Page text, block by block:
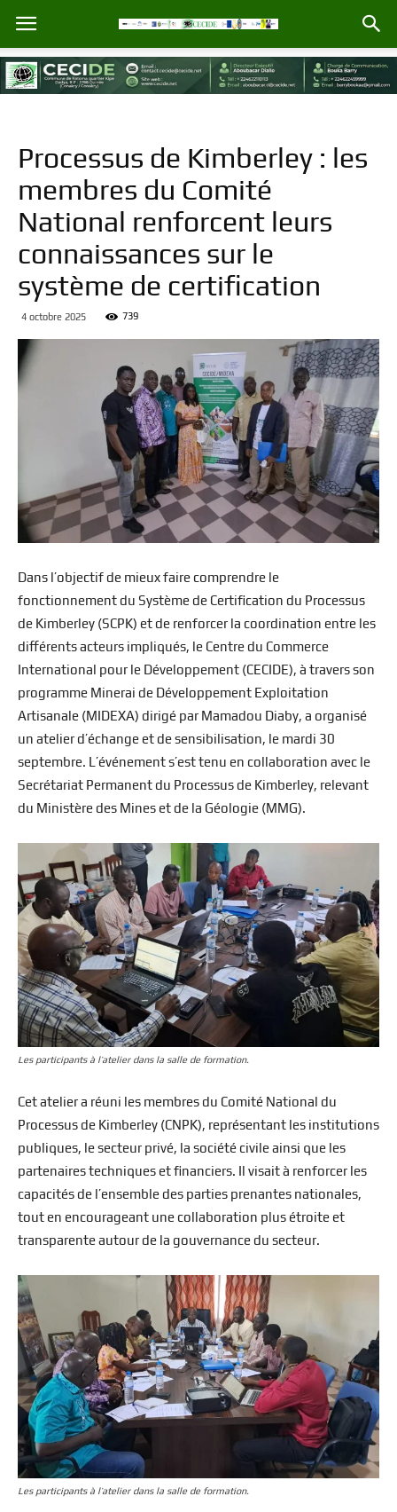
Processus de Kimberley : les
membres du Comité
National renforcent leurs
connaissances sur le
système de certification
4 octobre 2025 739
Dans l’objectif de mieux faire comprendre le
fonctionnement du Système de Certification du Processus
de Kimberley (SCPK) et de renforcer la coordination entre les
différents acteurs impliqués, le Centre du Commerce
International pour le Développement (CECIDE), à travers son
programme Minerai de Développement Exploitation
Artisanale (MIDEXA) dirigé par Mamadou Diaby, a organisé
un atelier d’échange et de sensibilisation, le mardi 30
septembre. L’événement s’est tenu en collaboration avec le
Secrétariat Permanent du Processus de Kimberley, relevant
du Ministère des Mines et de la Géologie (MMG).
Les participants à l’atelier dans la salle de formation.
Cet atelier a réuni les membres du Comité National du
Processus de Kimberley (CNPK), représentant les institutions
publiques, le secteur privé, la société civile ainsi que les
partenaires techniques et financiers. Il visait à renforcer les
capacités de l’ensemble des parties prenantes nationales,
tout en encourageant une collaboration plus étroite et
transparente autour de la gouvernance du secteur.
Les participants à l’atelier dans la salle de formation.